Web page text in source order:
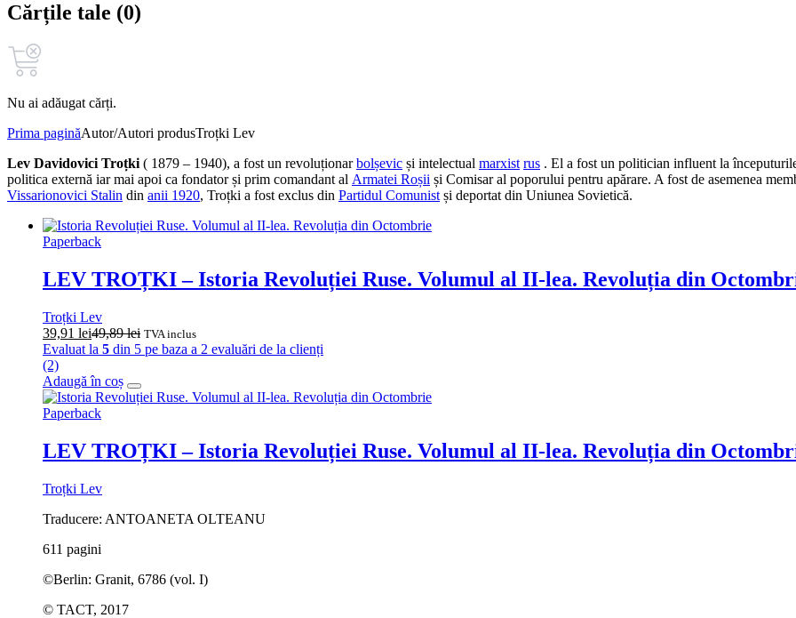
Cărțile tale (0)
Nu ai adăugat cărți.
Prima paginăAutor/Autori produsTroțki Lev
Lev Davidovici Troțki ( 1879 – 1940), a fost un revoluționarbolșevic și intelectual marxist rus . El a fost un politician influent la
politica externă iar mai apoi ca fondator și prim comandant al Armatei Roșii și Comisar al poporului pentru apărare. A fost de asemenea
Vissarionovici Stalin din anii 1920, Troțki a fost exclus din Partidul Comunist și deportat din Uniunea Sovietică.
Paperback
LEV TROȚKI – Istoria Revoluției Ruse. Volumul al II-lea. Revoluția din
Troțki Lev
39,91 lei49,89lei TVA inclus
Evaluat la 5 din 5 pe baza a 2 evaluări de la clienți
(2)
Adaugă în coș
Paperback
LEV TROȚKI – Istoria Revoluției Ruse. Volumul al II-lea. Revoluția din
Troțki Lev
Traducere: ANTOANETA OLTEANU
611 pagini
©Berlin: Granit, 6786 (vol. I)
© TACT, 2017